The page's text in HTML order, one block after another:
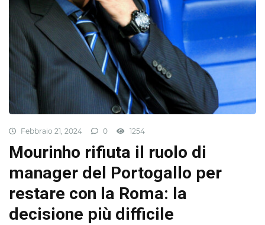
Febbraio 21, 2024 0 1254
Mourinho rifiuta il ruolo di
manager del Portogallo per
restare con la Roma: la
decisione più difficile